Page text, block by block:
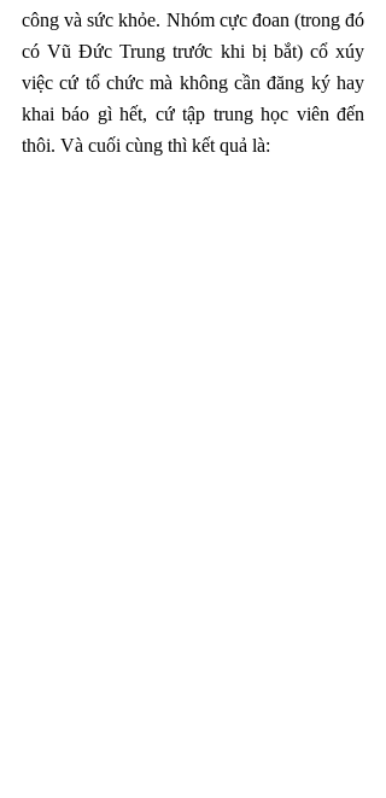
công và sức khỏe. Nhóm cực đoan (trong đó
có Vũ Đức Trung trước khi bị bắt) cổ xúy
việc cứ tổ chức mà không cần đăng ký hay
khai báo gì hết, cứ tập trung học viên đến
thôi. Và cuối cùng thì kết quả là: